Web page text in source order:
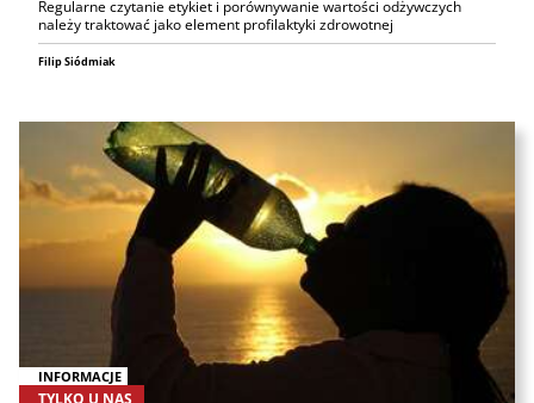
Regularne czytanie etykiet i porównywanie wartości odżywczych
należy traktować jako element profilaktyki zdrowotnej
Filip Siódmiak
INFORMACJE
TYLKO U NAS